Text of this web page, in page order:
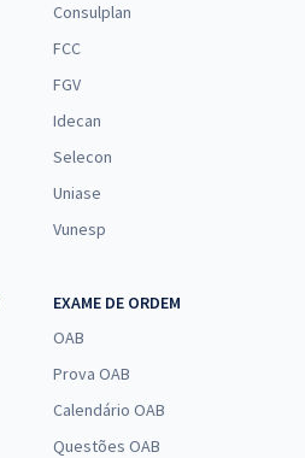
Consulplan
FCC
FGV
Idecan
Selecon
Uniase
Vunesp
EXAME DE ORDEM
OAB
Prova OAB
Calendário OAB
Questões OAB